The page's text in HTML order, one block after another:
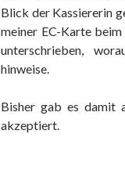
Blick der Kassiererin
meiner EC-Karte
unterschrieben,
hinweise.
Bisher gab es damit
akzeptiert.